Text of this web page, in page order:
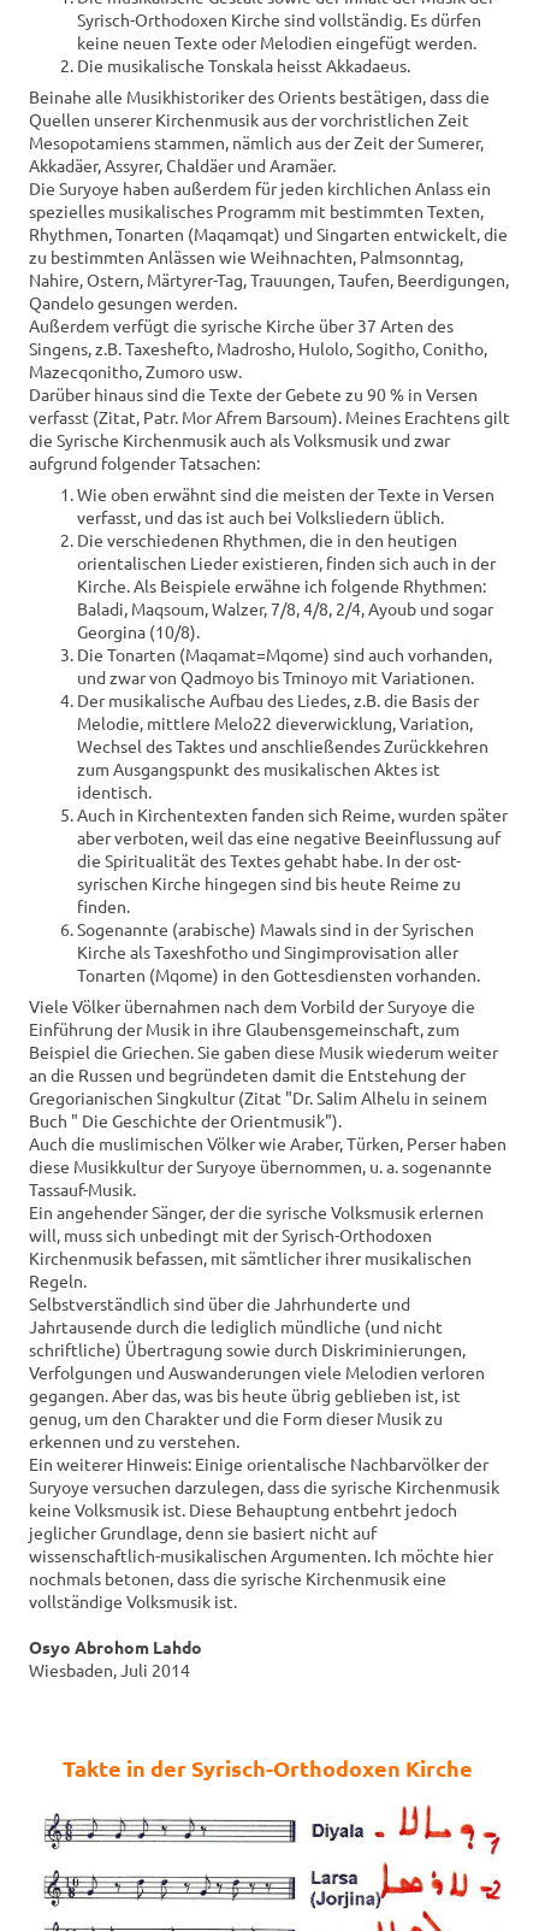
Syrisch-Orthodoxen Kirche sind vollständig. Es dürfen
keine neuen Texte oder Melodien eingefügt werden.
Die musikalische Tonskala heisst Akkadaeus.
Beinahe alle Musikhistoriker des Orients bestätigen, dass die
Quellen unserer Kirchenmusik aus der vorchristlichen Zeit
Mesopotamiens stammen, nämlich aus der Zeit der Sumerer,
Akkadäer, Assyrer, Chaldäer und Aramäer.
Die Suryoye haben außerdem für jeden kirchlichen Anlass ein
spezielles musikalisches Programm mit bestimmten Texten,
Rhythmen, Tonarten (Maqamqat) und Singarten entwickelt, die
zu bestimmten Anlässen wie Weihnachten, Palmsonntag,
Nahire, Ostern, Märtyrer-Tag, Trauungen, Taufen, Beerdigungen,
Qandelo gesungen werden.
Außerdem verfügt die syrische Kirche über 37 Arten des
Singens, z.B. Taxeshefto, Madrosho, Hulolo, Sogitho, Conitho,
Mazecqonitho, Zumoro usw.
Darüber hinaus sind die Texte der Gebete zu 90 % in Versen
verfasst (Zitat, Patr. Mor Afrem Barsoum). Meines Erachtens gilt
die Syrische Kirchenmusik auch als Volksmusik und zwar
aufgrund folgender Tatsachen:
Wie oben erwähnt sind die meisten der Texte in Versen
verfasst, und das ist auch bei Volksliedern üblich.
Die verschiedenen Rhythmen, die in den heutigen
orientalischen Lieder existieren, finden sich auch in der
Kirche. Als Beispiele erwähne ich folgende Rhythmen:
Baladi, Maqsoum, Walzer, 7/8, 4/8, 2/4, Ayoub und sogar
Georgina (10/8).
Die Tonarten (Maqamat=Mqome) sind auch vorhanden,
und zwar von Qadmoyo bis Tminoyo mit Variationen.
Der musikalische Aufbau des Liedes, z.B. die Basis der
Melodie, mittlere Melo22 dieverwicklung, Variation,
Wechsel des Taktes und anschließendes Zurückkehren
zum Ausgangspunkt des musikalischen Aktes ist
identisch.
Auch in Kirchentexten fanden sich Reime, wurden später
aber verboten, weil das eine negative Beeinflussung auf
die Spiritualität des Textes gehabt habe. In der ost-
syrischen Kirche hingegen sind bis heute Reime zu
finden.
Sogenannte (arabische) Mawals sind in der Syrischen
Kirche als Taxeshfotho und Singimprovisation aller
Tonarten (Mqome) in den Gottesdiensten vorhanden.
Viele Völker übernahmen nach dem Vorbild der Suryoye die
Einführung der Musik in ihre Glaubensgemeinschaft, zum
Beispiel die Griechen. Sie gaben diese Musik wiederum weiter
an die Russen und begründeten damit die Entstehung der
Gregorianischen Singkultur (Zitat "Dr. Salim Alhelu in seinem
Buch " Die Geschichte der Orientmusik").
Auch die muslimischen Völker wie Araber, Türken, Perser haben
diese Musikkultur der Suryoye übernommen, u. a. sogenannte
Tassauf-Musik.
Ein angehender Sänger, der die syrische Volksmusik erlernen
will, muss sich unbedingt mit der Syrisch-Orthodoxen
Kirchenmusik befassen, mit sämtlicher ihrer musikalischen
Regeln.
Selbstverständlich sind über die Jahrhunderte und
Jahrtausende durch die lediglich mündliche (und nicht
schriftliche) Übertragung sowie durch Diskriminierungen,
Verfolgungen und Auswanderungen viele Melodien verloren
gegangen. Aber das, was bis heute übrig geblieben ist, ist
genug, um den Charakter und die Form dieser Musik zu
erkennen und zu verstehen.
Ein weiterer Hinweis: Einige orientalische Nachbarvölker der
Suryoye versuchen darzulegen, dass die syrische Kirchenmusik
keine Volksmusik ist. Diese Behauptung entbehrt jedoch
jeglicher Grundlage, denn sie basiert nicht auf
wissenschaftlich-musikalischen Argumenten. Ich möchte hier
nochmals betonen, dass die syrische Kirchenmusik eine
vollständige Volksmusik ist.
Osyo Abrohom Lahdo
Wiesbaden, Juli 2014
Takte in der Syrisch-Orthodoxen Kirche